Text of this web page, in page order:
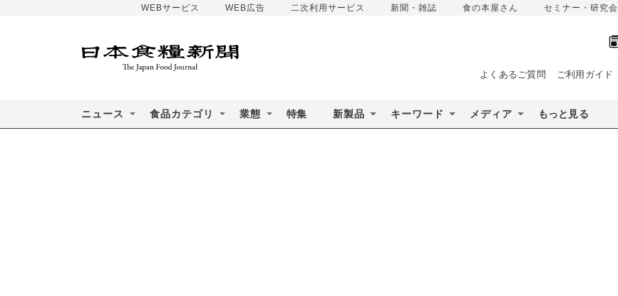
WEBサービス WEB広告 二次利用サービス 新聞・雑誌 食の本屋さん セミナー・研究会
よくあるご質問 ご利用ガイド
ニュース 食品カテゴリ 業態 特集 新製品 キーワード メディア もっと見る